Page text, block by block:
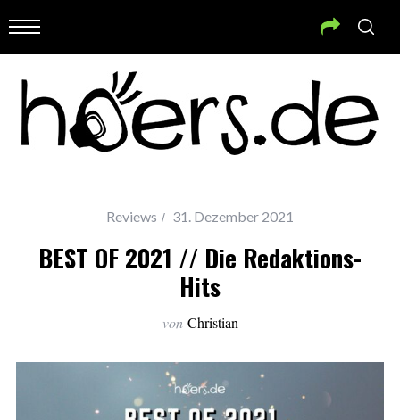
Reviews 31. Dezember 2021
BEST OF 2021 // Die Redaktions-
Hits
von Christian